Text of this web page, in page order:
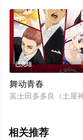
已完结
舞动青春
富士田多多良（土屋
相关推荐